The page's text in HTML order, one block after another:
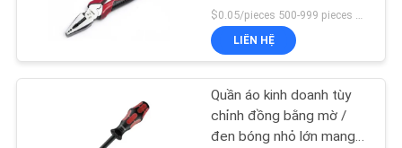
VỚI
CHÚNGThép Stud Partition
9
người bán Bottom Kraft
Paper Bag
$0.05/pieces 500-999 pieces MOQ:500 miếng
LIÊN HỆ
Quần áo kinh doanh tùy
chỉnh đồng bằng mờ /
đen bóng nhỏ lớn mang